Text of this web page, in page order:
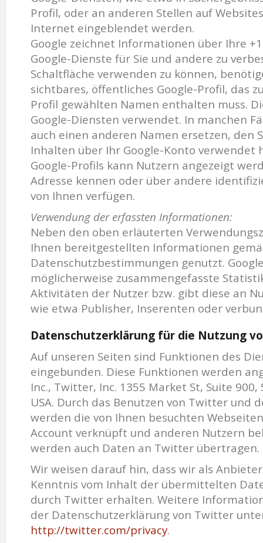
Profil, oder an anderen Stellen auf
Internet eingeblendet werden.
Google zeichnet Informationen über Ihre
Google-Dienste für Sie und andere zu
Schaltfläche verwenden zu können,
sichtbares, öffentliches Google-Profil, das
Profil gewählten Namen enthalten muss.
Google-Diensten verwendet. In manchen
auch einen anderen Namen ersetzen, den
Inhalten über Ihr Google-Konto verwendet
Google-Profils kann Nutzern angezeigt
Adresse kennen oder über andere
von Ihnen verfügen.
Verwendung der erfassten Informationen:
Neben den oben erläuterten
Ihnen bereitgestellten Informationen
Datenschutzbestimmungen genutzt.
möglicherweise zusammengefasste
Aktivitäten der Nutzer bzw. gibt diese an
wie etwa Publisher, Inserenten oder
Datenschutzerklärung für die Nutzung
Auf unseren Seiten sind Funktionen des
eingebunden. Diese Funktionen werden
Inc., Twitter, Inc. 1355 Market St, Suite 900,
USA. Durch das Benutzen von Twitter und
werden die von Ihnen besuchten
Account verknüpft und anderen Nutzern
werden auch Daten an Twitter übertragen.
Wir weisen darauf hin, dass wir als
Kenntnis vom Inhalt der übermittelten
durch Twitter erhalten. Weitere
der Datenschutzerklärung von Twitter
http://twitter.com/privacy.